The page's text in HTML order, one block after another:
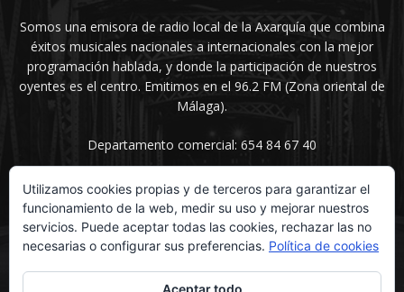
Somos una emisora de radio local de la Axarquía que combina
éxitos musicales nacionales a internacionales con la mejor
programación hablada, y donde la participación de nuestros
oyentes es el centro. Emitimos en el 96.2 FM (Zona oriental de
Málaga).
Departamento comercial: 654 84 67 40
SÍGUENOS
Utilizamos cookies propias y de terceros para garantizar el
funcionamiento de la web, medir su uso y mejorar nuestros
servicios. Puede aceptar todas las cookies, rechazar las no
necesarias o configurar sus preferencias. Política de cookies
Aceptar todo